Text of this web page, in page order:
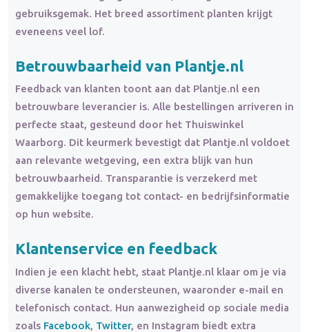
gebruiksgemak. Het breed assortiment planten krijgt
eveneens veel lof.
Betrouwbaarheid van Plantje.nl
Feedback van klanten toont aan dat Plantje.nl een
betrouwbare leverancier is. Alle bestellingen arriveren in
perfecte staat, gesteund door het Thuiswinkel
Waarborg. Dit keurmerk bevestigt dat Plantje.nl voldoet
aan relevante wetgeving, een extra blijk van hun
betrouwbaarheid. Transparantie is verzekerd met
gemakkelijke toegang tot contact- en bedrijfsinformatie
op hun website.
Klantenservice en feedback
Indien je een klacht hebt, staat Plantje.nl klaar om je via
diverse kanalen te ondersteunen, waaronder e-mail en
telefonisch contact. Hun aanwezigheid op sociale media
zoals Facebook, Twitter, en Instagram biedt extra